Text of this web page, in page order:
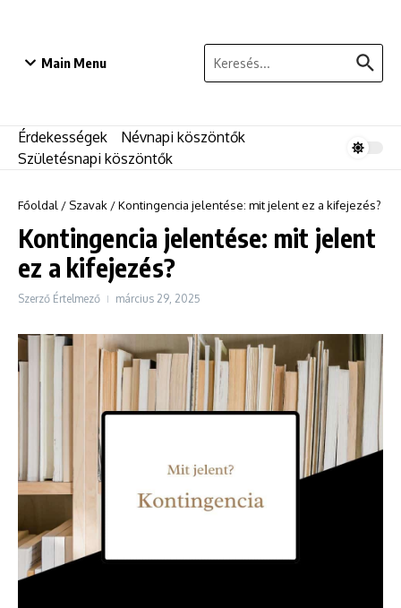
Main Menu
Keresés:
Érdekességek
Névnapi köszöntők
Születésnapi köszöntők
Főoldal / Szavak /Kontingencia jelentése: mit jelent ez a kifejezés?
Kontingencia jelentése: mit jelent
ez a kifejezés?
Szerző Értelmező március 29, 2025